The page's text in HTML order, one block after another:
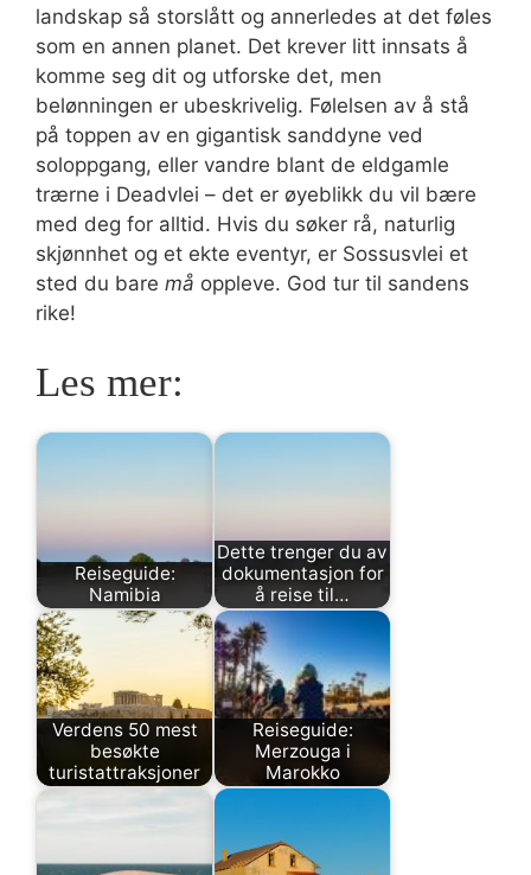
landskap så storslått og annerledes at det føles
som en annen planet. Det krever litt innsats å
komme seg dit og utforske det, men
belønningen er ubeskrivelig. Følelsen av å stå
på toppen av en gigantisk sanddyne ved
soloppgang, eller vandre blant de eldgamle
trærne i Deadvlei – det er øyeblikk du vil bære
med deg for alltid. Hvis du søker rå, naturlig
skjønnhet og et ekte eventyr, er Sossusvlei et
sted du bare må oppleve. God tur til sandens
rike!
Les mer:
Reiseguide:
Namibia
Dette trenger du av
dokumentasjon for
å reise til…
Verdens 50 mest
besøkte
turistattraksjoner
Reiseguide:
Merzouga i
Marokko